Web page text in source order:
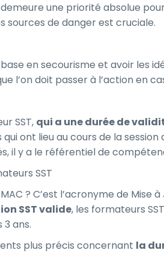
une priorité absolue
sources de danger est cruciale.
en secourisme et avoir les
l’on doit passer à l’action en
SST, qui a une durée de
ont lieu au cours de la
il y a le référentiel de
SST
? C’est l’acronyme de Mise
SST valide, les formateurs
ans.
plus précis concernant la